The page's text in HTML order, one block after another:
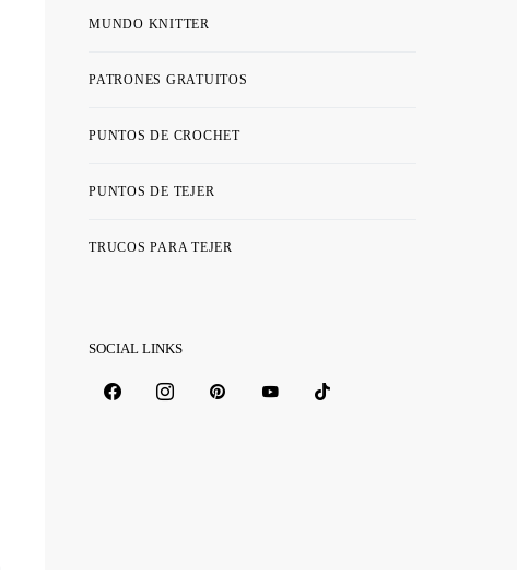
MUNDO KNITTER
PATRONES GRATUITOS
PUNTOS DE CROCHET
PUNTOS DE TEJER
TRUCOS PARA TEJER
SOCIAL LINKS